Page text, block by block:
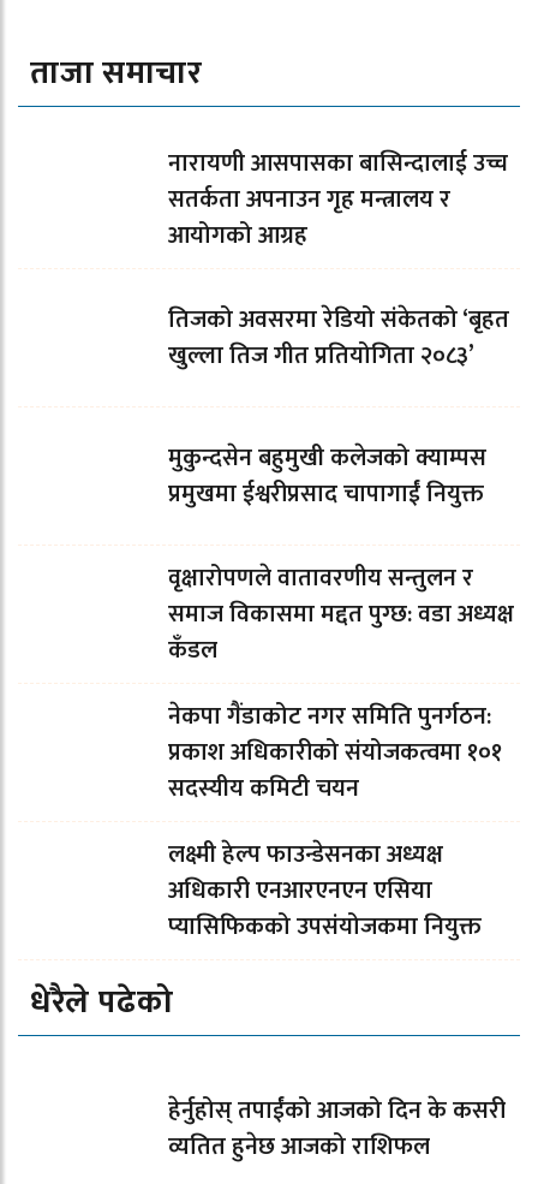
ताजा समाचार
नारायणी आसपासका बासिन्दालाई उच्च
सतर्कता अपनाउन गृह मन्त्रालय र
आयोगको आग्रह
तिजको अवसरमा रेडियो संकेतको ‘बृहत
खुल्ला तिज गीत प्रतियोगिता २०८३’
मुकुन्दसेन बहुमुखी कलेजको क्याम्पस
प्रमुखमा ईश्वरीप्रसाद चापागाईं नियुक्त
वृक्षारोपणले वातावरणीय सन्तुलन र
समाज विकासमा मद्दत पुग्छ: वडा अध्यक्ष
कँडल
नेकपा गैंडाकोट नगर समिति पुनर्गठन:
प्रकाश अधिकारीको संयोजकत्वमा १०१
सदस्यीय कमिटी चयन
लक्ष्मी हेल्प फाउन्डेसनका अध्यक्ष
अधिकारी एनआरएनएन एसिया
प्यासिफिकको उपसंयोजकमा नियुक्त
धेरैले पढेको
हेर्नुहोस् तपाईंको आजको दिन के कसरी
व्यतित हुनेछ आजको राशिफल